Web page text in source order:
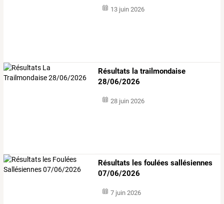
13 juin 2026
Résultats la trailmondaise
28/06/2026
28 juin 2026
Résultats les foulées sallésiennes
07/06/2026
7 juin 2026